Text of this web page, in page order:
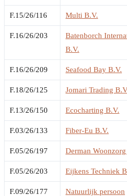
F.15/26/116 Multi B.V.
F.16/26/203
Batenborch
B.V.
F.16/26/209 Seafood Bay B.V.
F.18/26/125 Jomari Trading
F.13/26/150 Ecocharting B.V.
F.03/26/133 Fiber-Eu B.V.
F.05/26/197 Derman
F.05/26/203 Eijkens Techniek
F.09/26/177 Natuurlijk persoon